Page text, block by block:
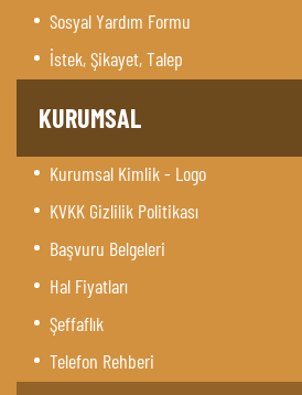
Sosyal Yardım Formu
İstek, Şikayet, Talep
KURUMSAL
Kurumsal Kimlik - Logo
KVKK Gizlilik Politikası
Başvuru Belgeleri
Hal Fiyatları
Şeffaflık
Telefon Rehberi